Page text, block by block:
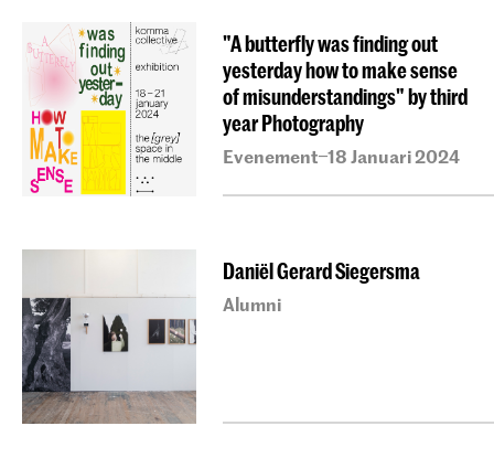
"A butterfly was finding out
yesterday how to make sense
of misunderstandings" by third
year Photography
Evenement–18 Januari 2024
Daniël Gerard Siegersma
Alumni